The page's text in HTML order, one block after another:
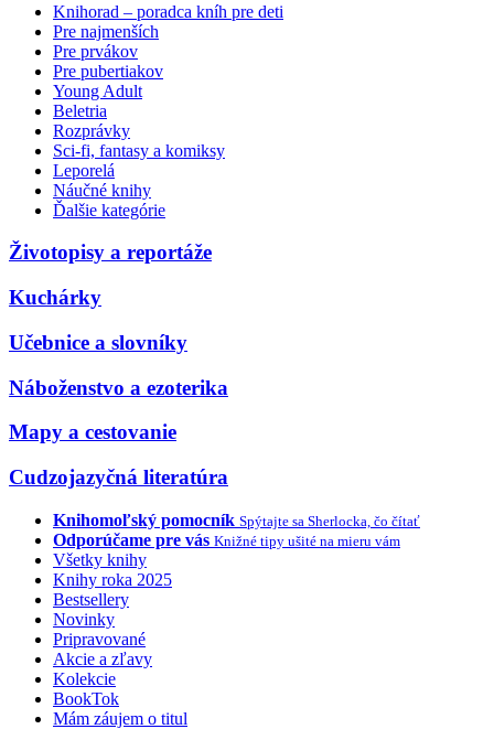
Knihorad – poradca kníh pre deti
Pre najmenších
Pre prvákov
Pre pubertiakov
Young Adult
Beletria
Rozprávky
Sci-fi, fantasy a komiksy
Leporelá
Náučné knihy
Ďalšie kategórie
Životopisy a reportáže
Kuchárky
Učebnice a slovníky
Náboženstvo a ezoterika
Mapy a cestovanie
Cudzojazyčná literatúra
Knihomoľský pomocník Spýtajte sa Sherlocka, čo čítať
Odporúčame pre vás Knižné tipy ušité na mieru vám
Všetky knihy
Knihy roka 2025
Bestsellery
Novinky
Pripravované
Akcie a zľavy
Kolekcie
BookTok
Mám záujem o titul